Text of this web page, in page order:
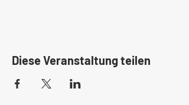
Diese Veranstaltung teilen